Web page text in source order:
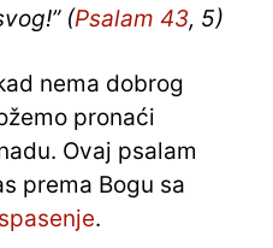
(Psalam 43, 5)
nema dobrog
pronaći
Ovaj psalam
prema Bogu sa
spasenje.